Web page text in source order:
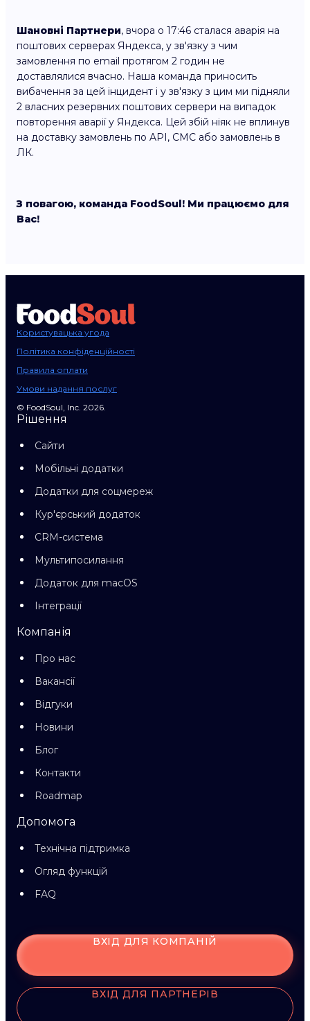
Шановні Партнери, вчора о 17:46 сталася аварія на
поштових серверах Яндекса, у зв'язку з чим
замовлення по email протягом 2 годин не
доставлялися вчасно. Наша команда приносить
вибачення за цей інцидент і у зв'язку з цим ми підняли
2 власних резервних поштових сервери на випадок
повторення аварії у Яндекса. Цей збій ніяк не вплинув
на доставку замовлень по API, СМС або замовлень в
ЛК.
З повагою, команда FoodSoul! Ми працюємо для
Вас!
Користувацька угода
Політика конфіденційності
Правила оплати
Умови надання послуг
© FoodSoul, Inc. 2026.
Рішення
Сайти
Мобільні додатки
Додатки для соцмереж
Кур'єрський додаток
CRM-система
Мультипосилання
Додаток для macOS
Інтеграції
Компанія
Про нас
Вакансії
Відгуки
Новини
Блог
Контакти
Roadmap
Допомога
Технічна підтримка
Огляд функцій
FAQ
ВХІД ДЛЯ КОМПАНІЙ
ВХІД ДЛЯ ПАРТНЕРІВ